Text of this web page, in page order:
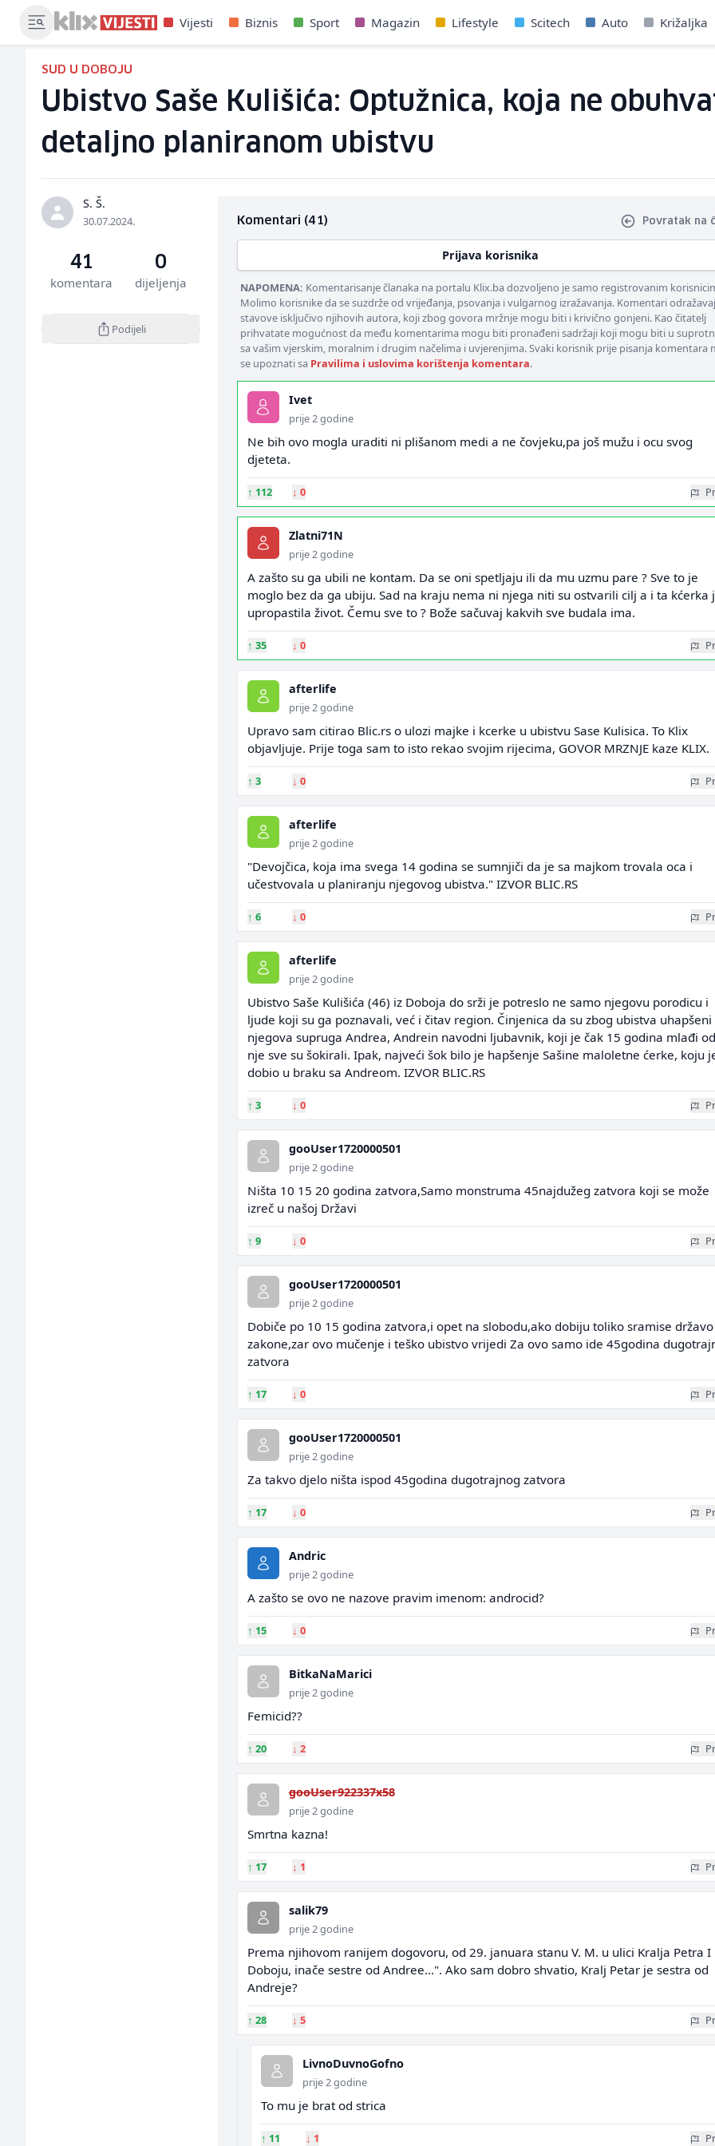
Vijesti Biznis Sport Magazin Lifestyle Scitech Auto Križaljka
SUD U DOBOJU
Ubistvo Saše Kulišića: Optužnica, koja ne
detaljno planiranom ubistvu
S. Š.
30.07.2024.
41
komentara
0
dijeljenja
Podijeli
Komentari (41) Povratak na
Prijava korisnika
NAPOMENA: Komentarisanje članaka na portalu Klix.ba dozvoljeno je samo registrovanim
Molimo korisnike da se suzdrže od vrijeđanja, psovanja i vulgarnog izražavanja. Komentari
stavove isključivo njihovih autora, koji zbog govora mržnje mogu biti i krivično gonjeni. Kao čitatelj
prihvatate mogućnost da među komentarima mogu biti pronađeni sadržaji koji mogu biti u
sa vašim vjerskim, moralnim i drugim načelima i uvjerenjima. Svaki korisnik prije pisanja komentara
se upoznati sa Pravilima i uslovima korištenja komentara.
Ivet
prije 2 godine
Ne bih ovo mogla uraditi ni plišanom medi a ne čovjeku,pa još mužu i ocu svog
djeteta.
↑ 112 ↓ 0
Zlatni71N
prije 2 godine
A zašto su ga ubili ne kontam. Da se oni spetljaju ili da mu uzmu pare ? Sve to je
moglo bez da ga ubiju. Sad na kraju nema ni njega niti su ostvarili cilj a i ta kćerka
upropastila život. Čemu sve to ? Bože sačuvaj kakvih sve budala ima.
↑ 35 ↓ 0
afterlife
prije 2 godine
Upravo sam citirao Blic.rs o ulozi majke i kcerke u ubistvu Sase Kulisica. To Klix
objavljuje. Prije toga sam to isto rekao svojim rijecima, GOVOR MRZNJE kaze KLIX.
↑ 3 ↓ 0
afterlife
prije 2 godine
"Devojčica, koja ima svega 14 godina se sumnjiči da je sa majkom trovala oca i
učestvovala u planiranju njegovog ubistva." IZVOR BLIC.RS
↑ 6 ↓ 0
afterlife
prije 2 godine
Ubistvo Saše Kulišića (46) iz Doboja do srži je potreslo ne samo njegovu porodicu i
ljude koji su ga poznavali, već i čitav region. Činjenica da su zbog ubistva uhapšeni
njegova supruga Andrea, Andrein navodni ljubavnik, koji je čak 15 godina mlađi od
nje sve su šokirali. Ipak, najveći šok bilo je hapšenje Sašine maloletne ćerke, koju
dobio u braku sa Andreom. IZVOR BLIC.RS
↑ 3 ↓ 0
gooUser1720000501
prije 2 godine
Ništa 10 15 20 godina zatvora,Samo monstruma 45najdužeg zatvora koji se može
izreč u našoj Državi
↑ 9 ↓ 0
gooUser1720000501
prije 2 godine
Dobiče po 10 15 godina zatvora,i opet na slobodu,ako dobiju toliko sramise
zakone,zar ovo mučenje i teško ubistvo vrijedi Za ovo samo ide 45godina
zatvora
↑ 17 ↓ 0
gooUser1720000501
prije 2 godine
Za takvo djelo ništa ispod 45godina dugotrajnog zatvora
↑ 17 ↓ 0
Andric
prije 2 godine
A zašto se ovo ne nazove pravim imenom: androcid?
↑ 15 ↓ 0
BitkaNaMarici
prije 2 godine
Femicid??
↑ 20 ↓ 2
gooUser922337x58
prije 2 godine
Smrtna kazna!
↑ 17 ↓ 1
salik79
prije 2 godine
Prema njihovom ranijem dogovoru, od 29. januara stanu V. M. u ulici Kralja Petra I
Doboju, inače sestre od Andree...". Ako sam dobro shvatio, Kralj Petar je sestra od
Andreje?
↑ 28 ↓ 5
LivnoDuvnoGofno
prije 2 godine
To mu je brat od strica
↑ 11 ↓ 1